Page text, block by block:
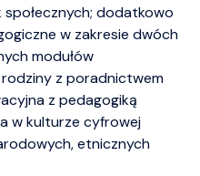
dodatkowo
w zakresie dwóch
modułów
z poradnictwem
z pedagogiką
w kulturze cyfrowej
etnicznych